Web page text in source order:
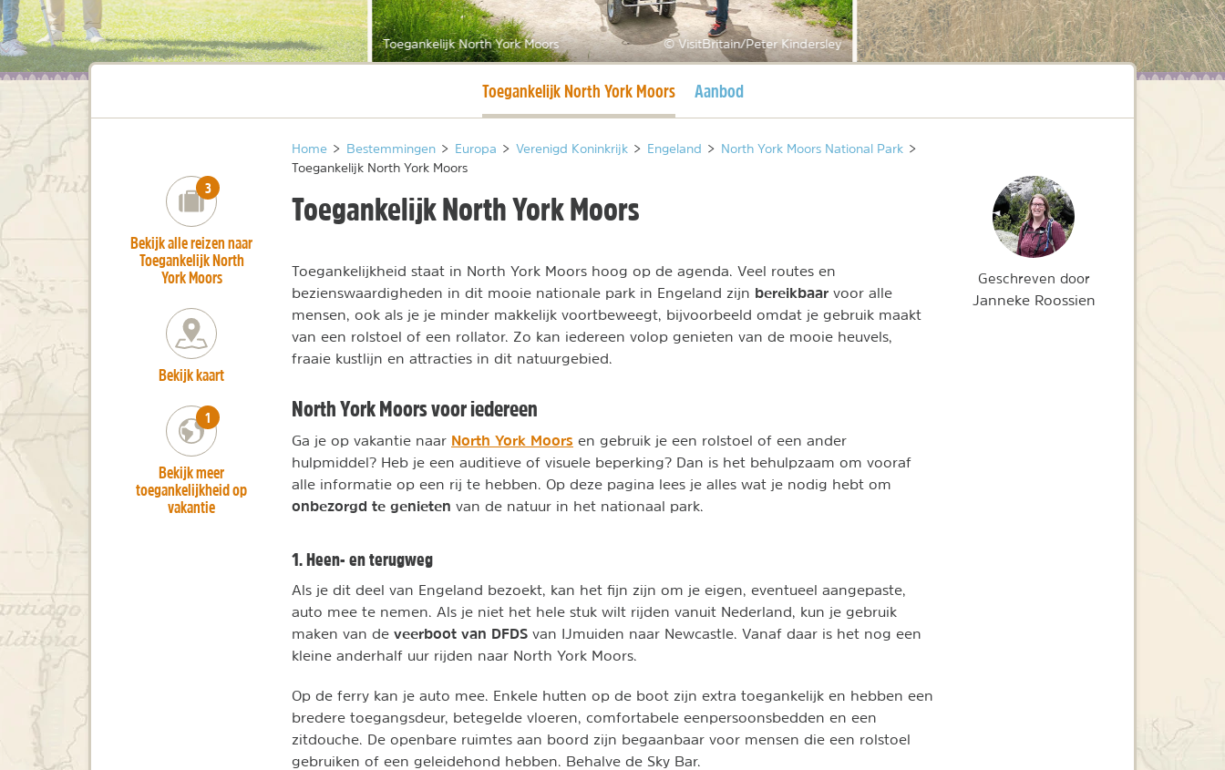
Toegankelijk North York Moors © VisitBritain/Peter Kindersley
Huidige pagina
Toegankelijk North York Moors Aanbod
Home > Bestemmingen > Europa > Verenigd Koninkrijk > Engeland > North York Moors National Park >
Toegankelijk North York Moors
Toegankelijk North York Moors
Toegankelijkheid staat in North York Moors hoog op de agenda. Veel routes en
bezienswaardigheden in dit mooie nationale park in Engeland zijn bereikbaar voor alle
mensen, ook als je je minder makkelijk voortbeweegt, bijvoorbeeld omdat je gebruik maakt
van een rolstoel of een rollator. Zo kan iedereen volop genieten van de mooie heuvels,
fraaie kustlijn en attracties in dit natuurgebied.
North York Moors voor iedereen
Ga je op vakantie naar North York Moors en gebruik je een rolstoel of een ander
hulpmiddel? Heb je een auditieve of visuele beperking? Dan is het behulpzaam om vooraf
alle informatie op een rij te hebben. Op deze pagina lees je alles wat je nodig hebt om
onbezorgd te genieten van de natuur in het nationaal park.
1. Heen- en terugweg
Als je dit deel van Engeland bezoekt, kan het fijn zijn om je eigen, eventueel aangepaste,
auto mee te nemen. Als je niet het hele stuk wilt rijden vanuit Nederland, kun je gebruik
maken van de veerboot van DFDS van IJmuiden naar Newcastle. Vanaf daar is het nog een
kleine anderhalf uur rijden naar North York Moors.
Op de ferry kan je auto mee. Enkele hutten op de boot zijn extra toegankelijk en hebben een
bredere toegangsdeur, betegelde vloeren, comfortabele eenpersoonsbedden en een
zitdouche. De openbare ruimtes aan boord zijn begaanbaar voor mensen die een rolstoel
gebruiken of een geleidehond hebben. Behalve de Sky Bar.
number_of_trips:
3
Bekijk alle reizen naar
Toegankelijk North
York Moors
Bekijk kaart
number_of_trips:
1
Bekijk meer
toegankelijkheid op
vakantie
Geschreven door
Janneke Roossien